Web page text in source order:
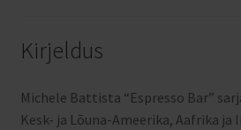
Kirjeldus
Michele Battista “Espresso Bar”
Kesk- ja Lõuna-Ameerika, Aafrika